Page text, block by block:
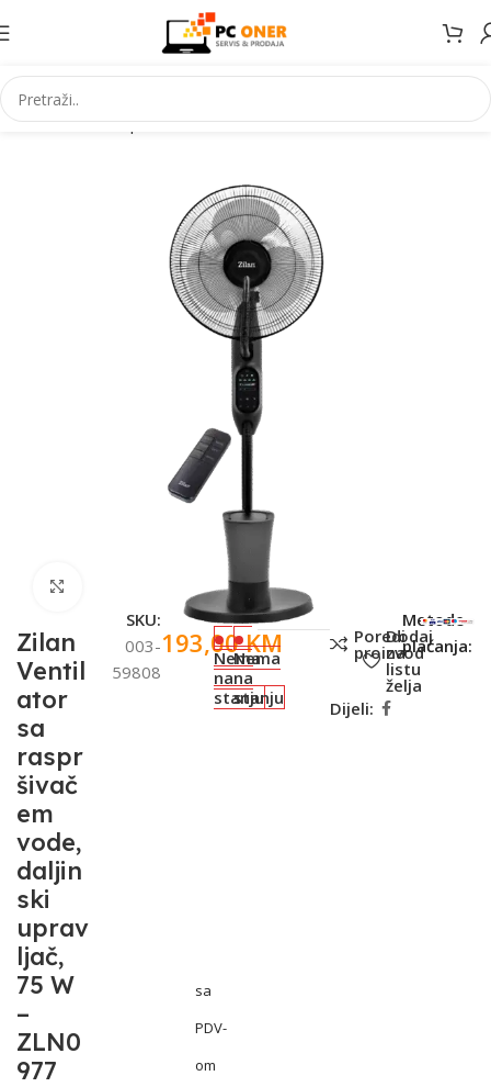
Početna Smartphones Accessories
Zilan
Ventil
ator
sa
raspr
šivač
em
vode,
daljin
ski
uprav
ljač,
75 W
–
ZLN0
977
SKU:
003-
59808
193,00KM
sa
PDV-
om
Nema
na
stanju
Nema
na
stanju
Poredi
proizvod
Dodaj
na
listu
želja
Dijeli:
Metode
plaćanja: